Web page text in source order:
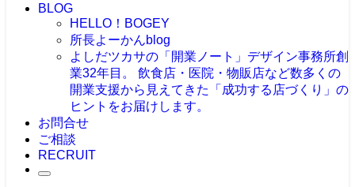
BLOG
HELLO！BOGEY
所長よーかんblog
よしだツカサの「開業ノート」 デザイン事務所創
業32年目。 飲食店・医院・物販店など数多くの
開業支援から見えてきた「成功する店づくり」の
ヒントをお届けします。
お問合せ
ご相談
RECRUIT